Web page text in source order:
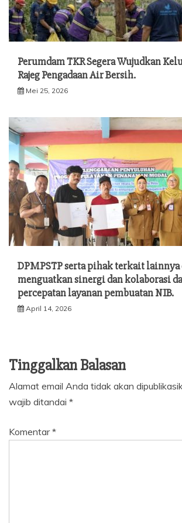
Perumdam TKR Segera Wujudkan
Rajeg Pengadaan Air Bersih.
Mei 25, 2026
DPMPSTP serta pihak terkait lainnya
menguatkan sinergi dan kolaborasi
percepatan layanan pembuatan NIB.
April 14, 2026
Tinggalkan Balasan
Alamat email Anda tidak akan
wajib ditandai *
Komentar*